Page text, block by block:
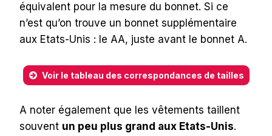
équivalent pour la mesure du bonnet. Si ce
n’est qu’on trouve un bonnet supplémentaire
aux Etats-Unis : le AA, juste avant le bonnet A.
Voir le tableau des correspondances de tailles
A noter également que les vêtements taillent
souvent un peu plus grand aux Etats-Unis.